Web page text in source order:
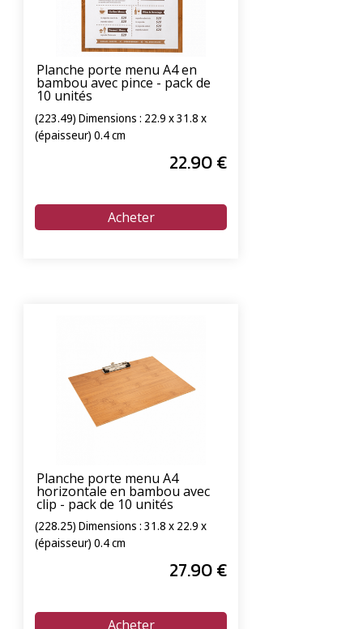
Planche porte menu A4 en
bambou avec pince - pack de
10 unités
(223.49) Dimensions : 22.9 x 31.8 x
(épaisseur) 0.4 cm
22.90€
Planche porte menu A4
horizontale en bambou avec
clip - pack de 10 unités
(228.25) Dimensions : 31.8 x 22.9 x
(épaisseur) 0.4 cm
27.90€